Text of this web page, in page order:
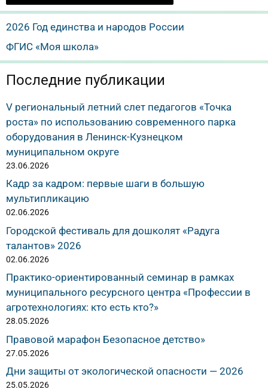
2026 Год единства и народов России
ФГИС «Моя школа»
Последние публикации
V региональный летний слет педагогов «Точка
роста» по использованию современного парка
оборудования в Ленинск-Кузнецком
муниципальном округе
23.06.2026
Кадр за кадром: первые шаги в большую
мультипликацию
02.06.2026
Городской фестиваль для дошколят «Радуга
талантов» 2026
02.06.2026
Практико-ориентированный семинар в рамках
муниципального ресурсного центра «Профессии в
агротехнологиях: кто есть кто?»
28.05.2026
Правовой марафон Безопасное детство»
27.05.2026
Дни защиты от экологической опасности — 2026
25.05.2026